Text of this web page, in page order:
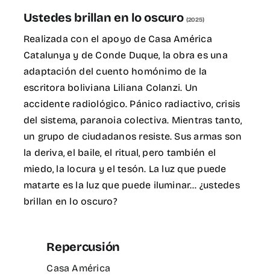
EN
Ustedes brillan en lo oscuro(2025)
Realizada con el apoyo de Casa América
Catalunya y de Conde Duque, la obra es una
adaptación del cuento homónimo de la
escritora boliviana Liliana Colanzi. Un
accidente radiológico. Pánico radiactivo, crisis
del sistema, paranoia colectiva. Mientras tanto,
un grupo de ciudadanos resiste. Sus armas son
la deriva, el baile, el ritual, pero también el
miedo, la locura y el tesón. La luz que puede
matarte es la luz que puede iluminar… ¿ustedes
brillan en lo oscuro?
Repercusión
Casa América